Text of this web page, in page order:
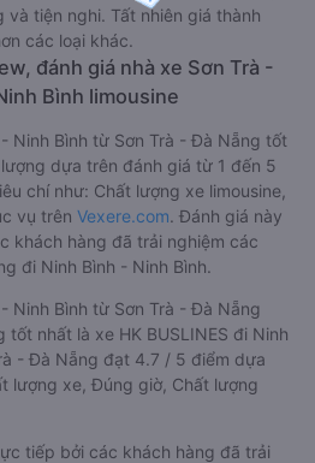
tiện nghi. Tất nhiên giá thành
các loại khác.
đánh giá nhà xe Sơn Trà -
Bình limousine
Ninh Bình từ Sơn Trà - Đà Nẵng tốt
dựa trên đánh giá từ 1 đến 5
chí như: Chất lượng xe limousine,
vụ trên Vexere.com. Đánh giá này
khách hàng đã trải nghiệm các
đi Ninh Bình - Ninh Bình.
Ninh Bình từ Sơn Trà - Đà Nẵng
nhất là xe HK BUSLINES đi Ninh
- Đà Nẵng đạt 4.7 / 5 điểm dựa
lượng xe, Đúng giờ, Chất lượng
tiếp bởi các khách hàng đã trải